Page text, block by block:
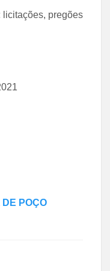
licitações, pregões
DE POÇO